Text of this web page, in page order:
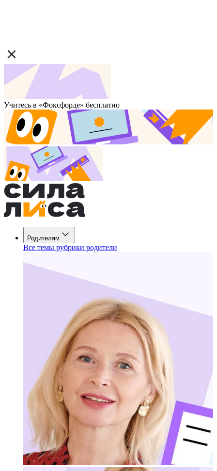
Учитесь в «Фоксфорде» бесплатно
Родителям
Все темы рубрики родители